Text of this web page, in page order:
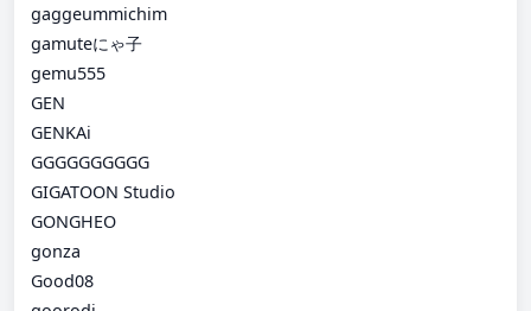
gaggeummichim
gamuteにゃ子
gemu555
GEN
GENKAi
GGGGGGGGGG
GIGATOON Studio
GONGHEO
gonza
Good08